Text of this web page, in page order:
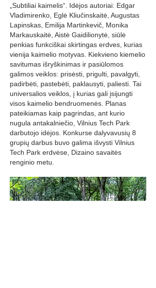
„Subtiliai kaimelis“. Idėjos autoriai: Edgar
Vladimirenko, Eglė Kliučinskaitė, Augustas
Lapinskas, Emilija Martinkevič, Monika
Markauskaitė, Aistė Gaidilionytė, siūlė
penkias funkciškai skirtingas erdves, kurias
vienija kaimelio motyvas. Kiekvieno kiemelio
savitumas išryškinimas ir pasiūlomos
galimos veiklos: prisėsti, prigulti, pavalgyti,
padirbėti, pastebėti, paklausyti, paliesti. Tai
universalios veiklos, į kurias gali įsijungti
visos kaimelio bendruomenės. Planas
pateikiamas kaip pagrindas, ant kurio
nugula antakalniečio, Vilnius Tech Park
darbutojo idėjos. Konkurse dalyvavusių 8
grupių darbus buvo galima išvysti Vilnius
Tech Park erdvėse, Dizaino savaitės
renginio metu.